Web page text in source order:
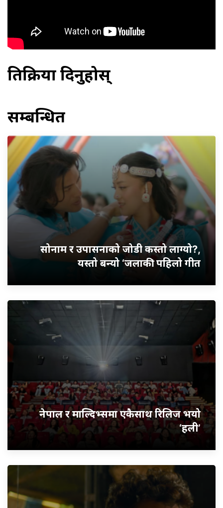
प्रतिक्रिया दिनुहोस्
सम्बन्धित
सोनाम र उपासनाको जोडी कस्तो लाग्यो?,
यस्तो बन्यो ‘जलाकी’ पहिलो गीत
नेपाल र माल्दिभ्समा एकैसाथ रिलिज भयो
‘हली’